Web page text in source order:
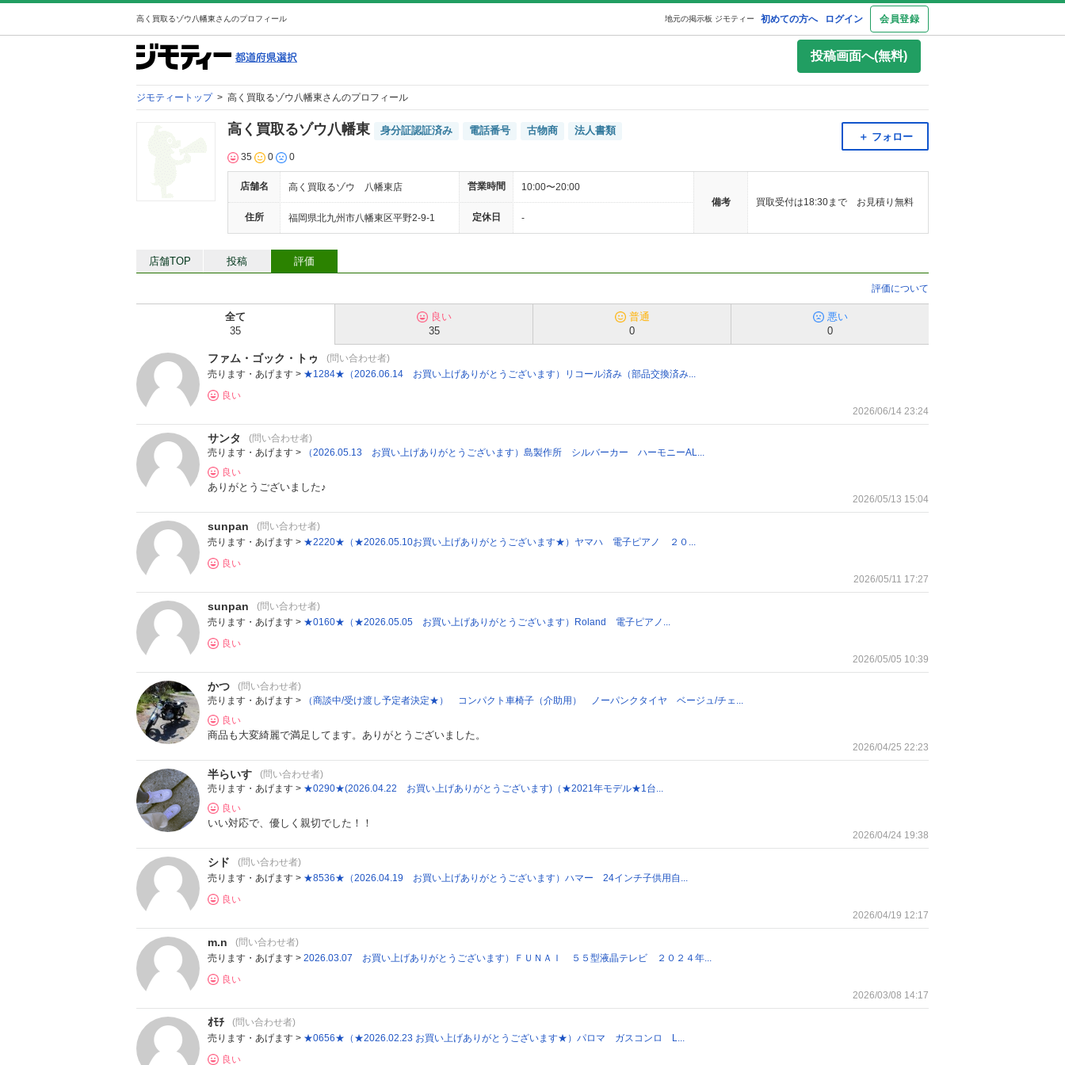
高く買取るゾウ八幡東さんのプロフィール 初めての方へ ログイン 会員登録
地元の掲示板 ジモティー
投稿画面へ(無料)
ジモティートップ > 高く買取るゾウ八幡東さんのプロフィール
高く買取るゾウ八幡東 身分証認証済み 電話番号 古物商 法人書類
35 0 0
＋ フォロー
店舗名 高く買取るゾウ 八幡東店 営業時間
10:00〜20:00
備考
買取受付は18:30まで お見積り無料
住所
福岡県北九州市八幡東区平野2-9-1 定休日 -
店舗TOP 投稿 評価
評価について
全て
35
良い
35
普通
0
悪い
0
ファム・ゴック・トゥ
(問い合わせ者)
売ります・あげます > ★1284★（2026.06.14 お買い上げありがとうございます）リコール済み（部品交換済み...
良い
2026/06/14 23:24
サンタ
(問い合わせ者)
売ります・あげます >
（2026.05.13 お買い上げありがとうございます）島製作所 シルバーカー ハーモニーAL...
良い
ありがとうございました♪
2026/05/13 15:04
sunpan
(問い合わせ者)
売ります・あげます > ★2220★（★2026.05.10お買い上げありがとうございます★）ヤマハ 電子ピアノ ２０...
良い
2026/05/11 17:27
sunpan
(問い合わせ者)
売ります・あげます > ★0160★（★2026.05.05 お買い上げありがとうございます）Roland 電子ピアノ...
良い
2026/05/05 10:39
かつ
(問い合わせ者)
売ります・あげます >
（商談中/受け渡し予定者決定★） コンパクト車椅子（介助用） ノーパンクタイヤ ベージュ/チェ...
良い
商品も大変綺麗で満足してます。ありがとうございました。
2026/04/25 22:23
半らいす
(問い合わせ者)
売ります・あげます > ★0290★(2026.04.22 お買い上げありがとうございます)（★2021年モデル★1台...
良い
いい対応で、優しく親切でした！！
2026/04/24 19:38
シド
(問い合わせ者)
売ります・あげます > ★8536★（2026.04.19 お買い上げありがとうございます）ハマー 24インチ子供用自...
良い
2026/04/19 12:17
m.n
(問い合わせ者)
売ります・あげます > 2026.03.07 お買い上げありがとうございます）ＦＵＮＡＩ ５５型液晶テレビ ２０２４年...
良い
2026/03/08 14:17
ｵﾓﾁ
(問い合わせ者)
売ります・あげます > ★0656★（★2026.02.23 お買い上げありがとうございます★）パロマ ガスコンロ L...
良い